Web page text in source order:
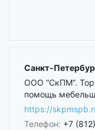
Санкт-
ООО “СкПМ”.
помощь
https://
Телефон: +7